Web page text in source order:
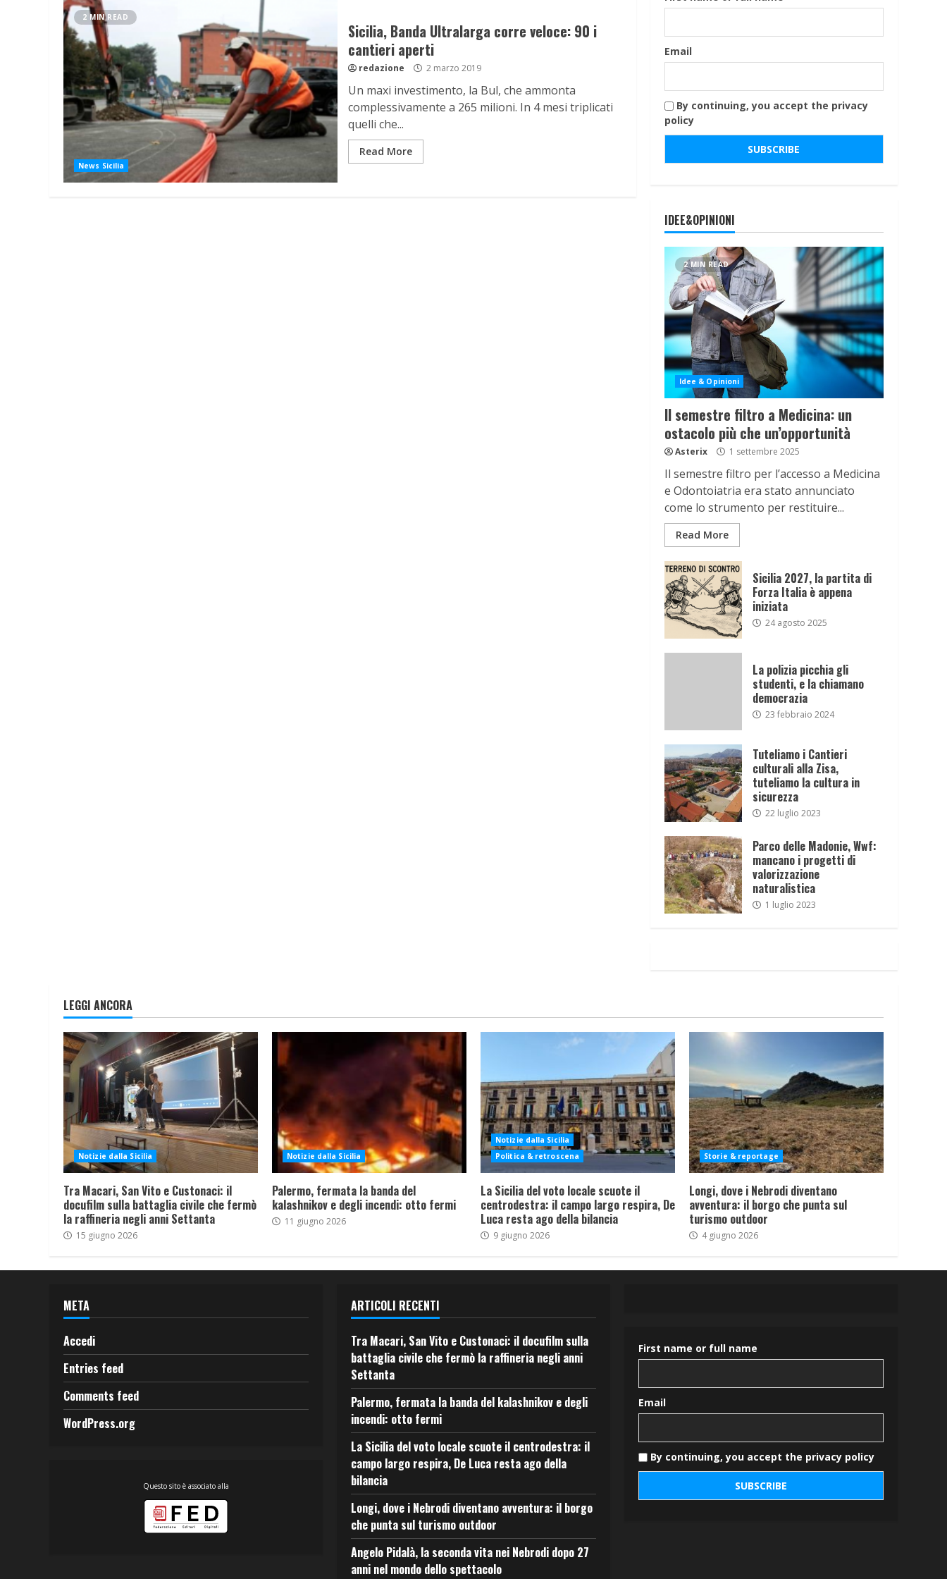
2 MIN READ
News Sicilia
Sicilia, Banda Ultralarga corre veloce: 90 i
cantieri aperti
redazione 2 marzo 2019
Un maxi investimento, la Bul, che ammonta
complessivamente a 265 milioni. In 4 mesi triplicati
quelli che...
Read More
Email
By continuing, you accept the privacy
policy
IDEE&OPINIONI
2 MIN READ
Idee & Opinioni
Il semestre filtro a Medicina: un
ostacolo più che un’opportunità
Asterix 1 settembre 2025
Il semestre filtro per l’accesso a Medicina
e Odontoiatria era stato annunciato
come lo strumento per restituire...
Read More
Sicilia 2027, la partita di
Forza Italia è appena
iniziata
24 agosto 2025
La polizia picchia gli
studenti, e la chiamano
democrazia
23 febbraio 2024
Tuteliamo i Cantieri
culturali alla Zisa,
tuteliamo la cultura in
sicurezza
22 luglio 2023
Parco delle Madonie, Wwf:
mancano i progetti di
valorizzazione
naturalistica
1 luglio 2023
LEGGI ANCORA
Notizie dalla Sicilia
Tra Macari, San Vito e Custonaci: il
docufilm sulla battaglia civile che fermò
la raffineria negli anni Settanta
15 giugno 2026
Notizie dalla Sicilia
Palermo, fermata la banda del
kalashnikov e degli incendi: otto fermi
11 giugno 2026
Notizie dalla Sicilia
Politica & retroscena
La Sicilia del voto locale scuote il
centrodestra: il campo largo respira, De
Luca resta ago della bilancia
9 giugno 2026
Storie & reportage
Longi, dove i Nebrodi diventano
avventura: il borgo che punta sul
turismo outdoor
4 giugno 2026
META
Accedi
Entries feed
Comments feed
WordPress.org
Questo sito è associato alla
ARTICOLI RECENTI
Tra Macari, San Vito e Custonaci: il docufilm sulla
battaglia civile che fermò la raffineria negli anni
Settanta
Palermo, fermata la banda del kalashnikov e degli
incendi: otto fermi
La Sicilia del voto locale scuote il centrodestra: il
campo largo respira, De Luca resta ago della
bilancia
Longi, dove i Nebrodi diventano avventura: il borgo
che punta sul turismo outdoor
Angelo Pidalà, la seconda vita nei Nebrodi dopo 27
anni nel mondo dello spettacolo
First name or full name
Email
By continuing, you accept the privacy policy